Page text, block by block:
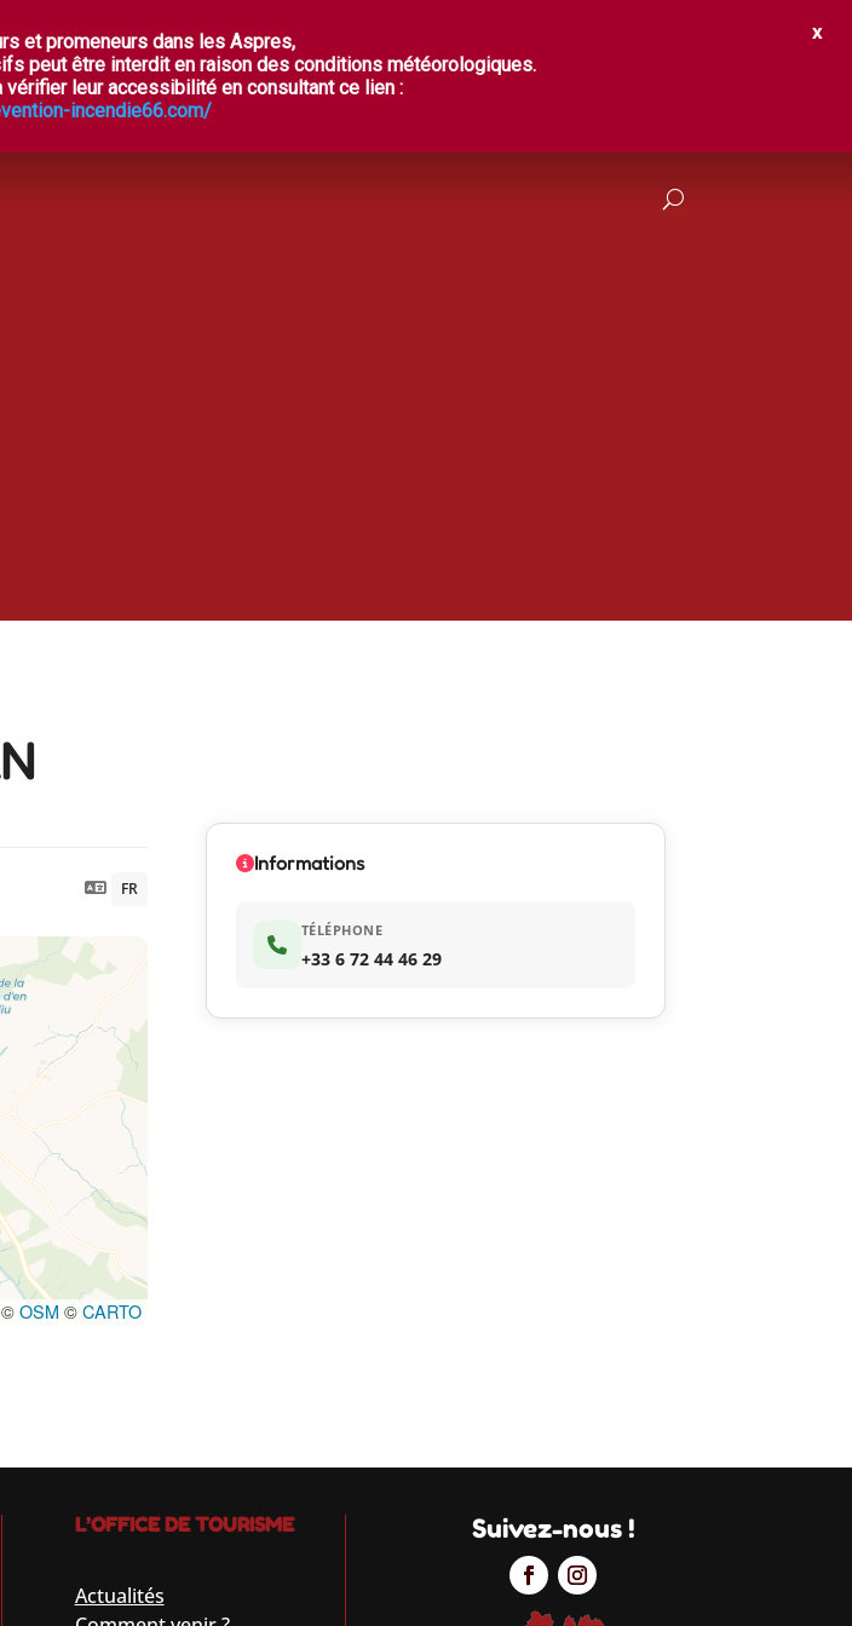
À VOIR, À FAIRE OÙ DORMIR ?
FR
©OSM ©CARTO
Informations
TÉLÉPHONE
+33 6 72 44 46 29
L’OFFICE DE TOURISME
Actualités
Suivez-nous !
et promeneurs dans les Aspres,
peut être interdit en raison des conditions météorologiques.
vérifier leur accessibilité en consultant ce lien :
incendie66.com/